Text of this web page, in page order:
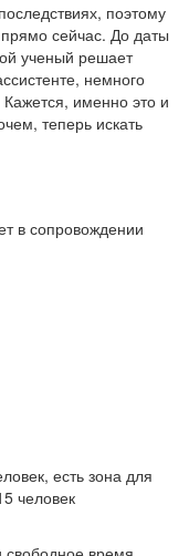
поэтому
сейчас. До даты
ученый решает
немного
именно это и
теперь искать
в сопровождении
есть зона для
человек